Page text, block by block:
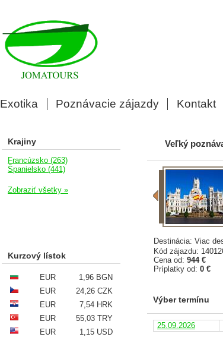
Exotika Poznávacie zájazdy Kontakt
Veľký
Destinácia: Viac
Kód zájazdu:
Cena od: 944 €
Príplatky od: 0 €
Výber termínu
25.09.2026
Krajiny
Francúzsko (263)
Španielsko (441)
Zobraziť všetky »
Kurzový lístok
EUR
1,96 BGN
EUR
24,26 CZK
EUR
7,54 HRK
EUR
55,03 TRY
EUR
1,15 USD